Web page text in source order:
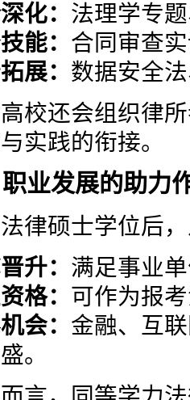
化： 法理学专
能： 合同审查
展： 数据安全
校还会组织律
实践的衔接。
职业发展的助力
律硕士学位后
升： 满足事业
格： 可作为报
会： 金融、互
。